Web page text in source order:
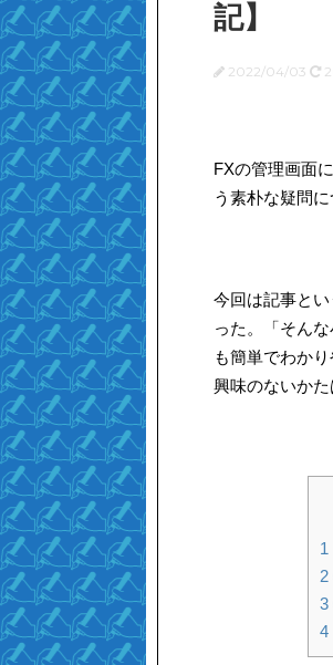
記】
2022/04/03
FXの管理画面に
う素朴な疑問
今回は記事と
った。「そん
も簡単でわか
興味のないかた
1
2
3
4